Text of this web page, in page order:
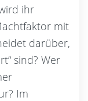
ihr
mit
darüber,
sind? Wer
Im